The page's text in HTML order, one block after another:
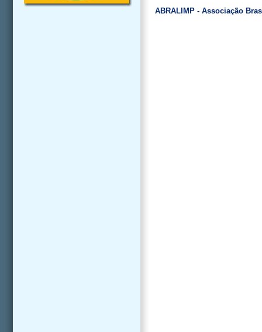
ABRALIMP - Associação